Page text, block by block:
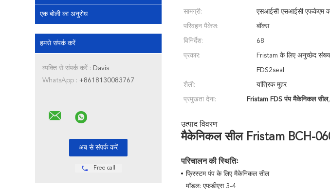
एक बोली का अनुरोध
हमसे संपर्क करें
व्यक्ति से संपर्क करें : Davis
WhatsApp : +8618130083767
Free call
सामग्री: एसआईसी एसआईसी एफकेएम
परिवहन पैकेज: बॉक्स
विनिर्देश: 68
प्रकार: Fristam के लिए अनुच्छेद
FDS2seal
शैली: यांत्रिक मुहर
प्रमुखता देना: Fristam FDS पंप मैकेनिकल सील,
उत्पाद विवरण
मैकेनिकल सील Fristam BCH-
परिचालन की स्थितिः
फ्रिस्टम पंप के लिए मैकेनिकल सील
मॉडल: एफडीएस 3-4